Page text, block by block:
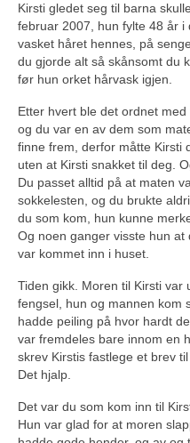
Kirsti gledet seg til barna
februar 2007, hun fylte 48 år i
vasket håret hennes, på
du gjorde alt så skånsomt du
før hun orket hårvask igjen.
Etter hvert ble det ordnet
og du var en av dem som
finne frem, derfor måtte Kirsti
uten at Kirsti snakket til deg.
Du passet alltid på at maten
sokkelesten, og du brukte
du som kom, hun kunne
Og noen ganger visste hun
var kommet inn i huset.
Tiden gikk. Moren til Kirsti
fengsel, hun og mannen kom
hadde peiling på hvor hardt
var fremdeles bare innom en
skrev Kirstis fastlege et brev
Det hjalp.
Det var du som kom inn til
Hun var glad for at moren